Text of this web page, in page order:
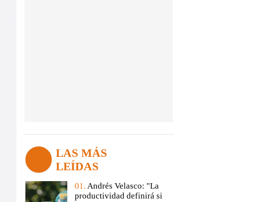
LAS MÁS
LEÍDAS
01. Andrés Velasco: "La
productividad definirá si